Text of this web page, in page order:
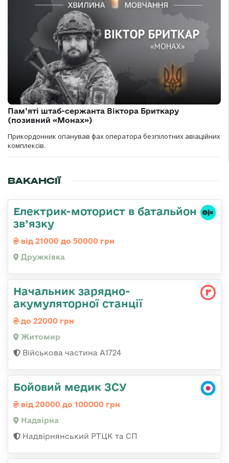
Пам’яті штаб-сержанта Віктора Бриткару
(позивний «Монах»)
Прикордонник опанував фах оператора безпілотних авіаційних
комплексів.
ВАКАНСІЇ
Електрик-моторист в батальйон
зв’язку
від 21000 до 50000 грн
Дружківка
Начальник зарядно-
акумуляторної станції
до 22000 грн
Житомир
Військова частина А1724
Бойовий медик ЗСУ
від 20000 до 100000 грн
Надвірна
Надвірнянський РТЦК та СП